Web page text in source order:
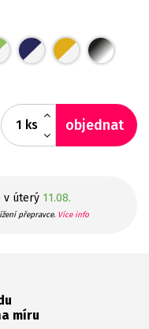
ks objednat
v úterý 11.08.
přepravce. Více info
míru